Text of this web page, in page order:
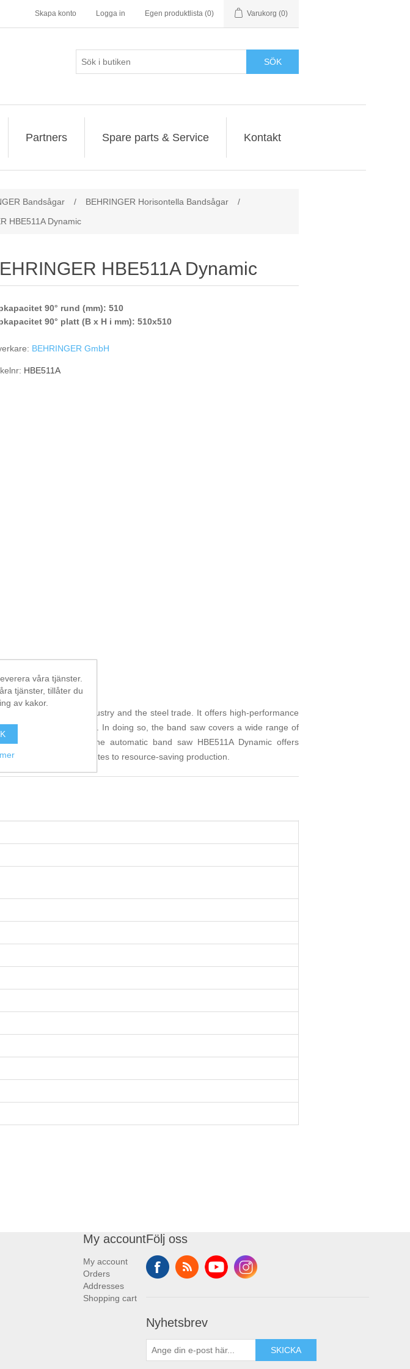
Skapa konto Logga in Egen produktlista (0) Varukorg (0)
SÖK
Partners Spare parts & Service Kontakt
Bandsågar / BEHRINGER Horisontella Bandsågar
/
HBE511A Dynamic
HBE511A Dynamic
90° rund (mm): 510
90° platt (B x H i mm): 510x510
BEHRINGER GmbH
HBE511A
economical use in industry and the steel trade. It offers high-performance
metals and plastics. In doing so, the band saw covers a wide range of
full enclosure, the automatic band saw HBE511A Dynamic offers
consumption contributes to resource-saving production.
My account
My account
Orders
Addresses
Shopping cart
Följ oss
Nyhetsbrev
SKICKA
våra tjänster.
tjänster, tillåter du
av kakor.